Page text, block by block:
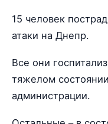
15 человек
атаки на Днепр.
Все они
тяжелом
администрации.